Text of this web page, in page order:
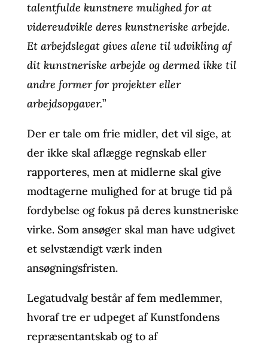
talentfulde kunstnere mulighed for at
videreudvikle deres kunstneriske arbejde.
Et arbejdslegat gives alene til udvikling af
dit kunstneriske arbejde og dermed ikke til
andre former for projekter eller
arbejdsopgaver.”
Der er tale om frie midler, det vil sige, at
der ikke skal aflægge regnskab eller
rapporteres, men at midlerne skal give
modtagerne mulighed for at bruge tid på
fordybelse og fokus på deres kunstneriske
virke. Som ansøger skal man have udgivet
et selvstændigt værk inden
ansøgningsfristen.
Legatudvalg består af fem medlemmer,
hvoraf tre er udpeget af Kunstfondens
repræsentantskab og to af